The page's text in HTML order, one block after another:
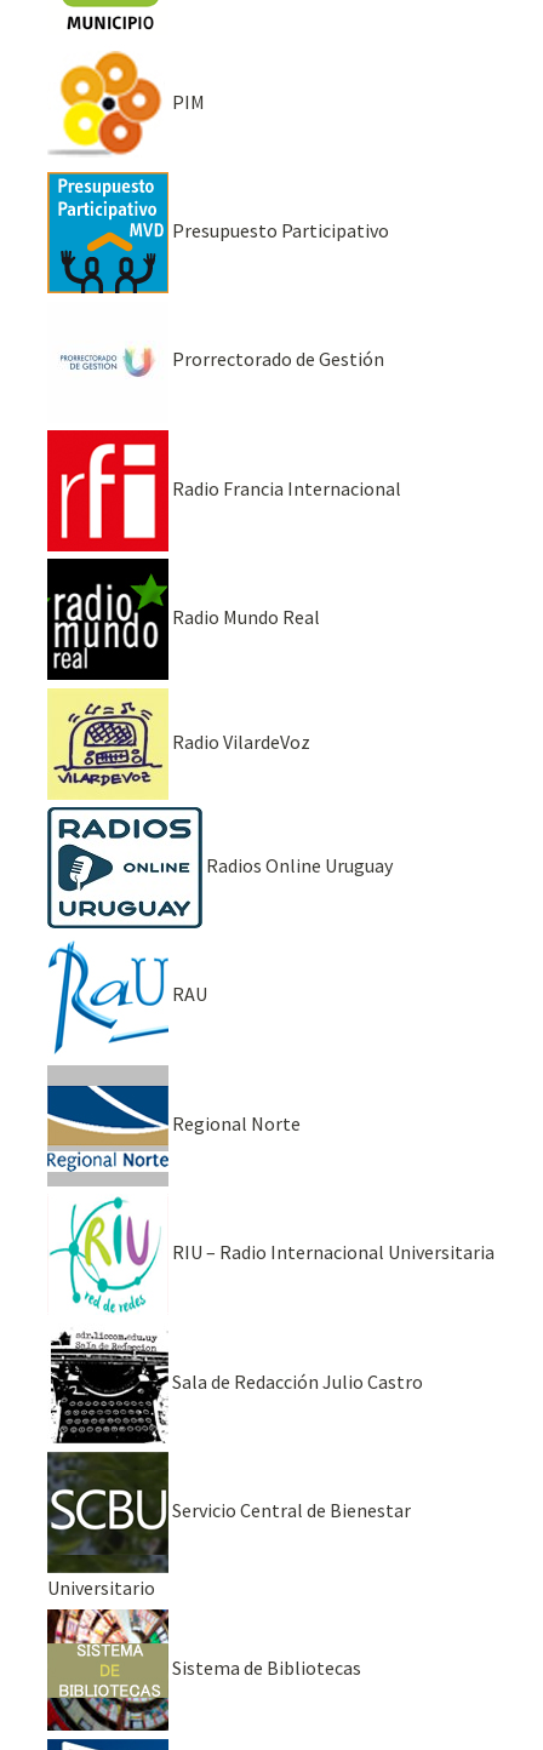
PIM
Presupuesto Participativo
Prorrectorado de Gestión
Radio Francia Internacional
Radio Mundo Real
Radio VilardeVoz
Radios Online Uruguay
RAU
Regional Norte
RIU – Radio Internacional Universitaria
Sala de Redacción Julio Castro
Servicio Central de Bienestar
Universitario
Sistema de Bibliotecas